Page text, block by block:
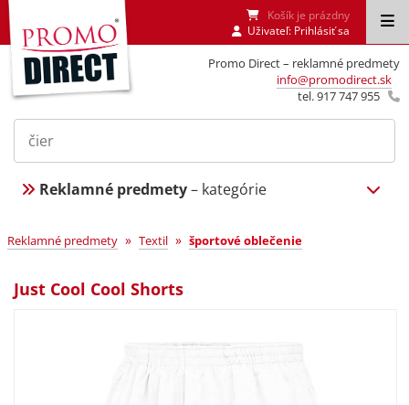
Promo Direct – reklamné predmety
info@promodirect.sk
tel. 917 747 955
Košík je prázdny
Uživateľ: Prihlásiť sa
Reklamné predmety– kategórie
Reklamné predmety » Textil » športové oblečenie
Just Cool Cool Shorts